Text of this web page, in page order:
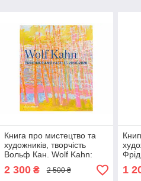
Книга про мистецтво та
художників, творчість
Вольф Кан. Wolf Kahn:
Painting and Pastels, 2010-
2020 про пейзажний
2 300₴ 2 500 ₴ 1